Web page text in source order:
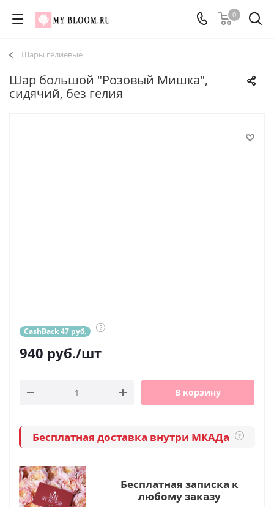
0
Шары гелиевые
Шар большой "Розовый Мишка",
сидячий, без гелия
CashBack 47 руб. ?
940 руб./шт
В корзину
Бесплатная доставка внутри МКАДа ?
Бесплатная записка к
любому заказу